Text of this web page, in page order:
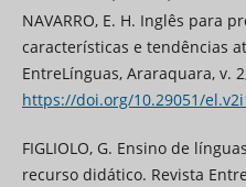
NAVARRO, E. H. Inglês para
características e tendências
EntreLínguas, Araraquara, v.
https://doi.org/10.29051/
FIGLIOLO, G. Ensino de
recurso didático. Revista